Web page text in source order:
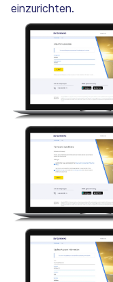
einzurichten.